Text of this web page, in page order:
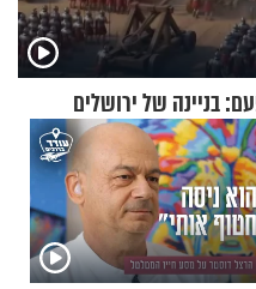
בניינה של ירושלים